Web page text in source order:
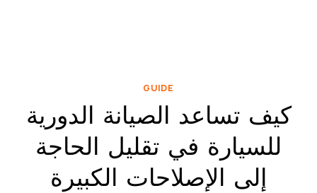
GUIDE
كيف تساعد الصيانة الدورية
للسيارة في تقليل الحاجة
إلى الإصلاحات الكبيرة